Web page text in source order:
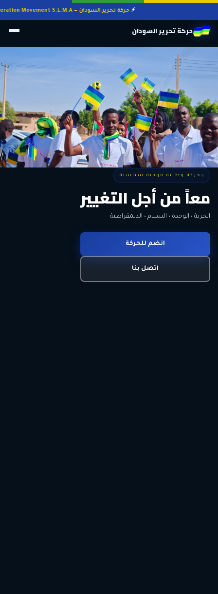
حركة تحرير السودان — Sudan Liberation Movement S.L.M.A
حركة تحرير السودان
حركة وطنية قومية سياسية
وطنٌ لكل أهله
المواطنة هي المعيار الأوحد لنيل الحقوق وأداء الواجبات
تعرّف على الحركة
برنامجنا السياسي
حركة وطنية قومية سياسية
معاً من أجل التغيير
الحرية • الوحدة • السلام • الديمقراطية
انضم للحركة
اتصل بنا